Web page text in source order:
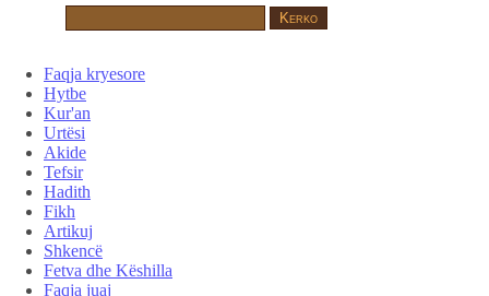
Faqja kryesore
Hytbe
Kur'an
Urtësi
Akide
Tefsir
Hadith
Fikh
Artikuj
Shkencë
Fetva dhe Këshilla
Faqja juaj